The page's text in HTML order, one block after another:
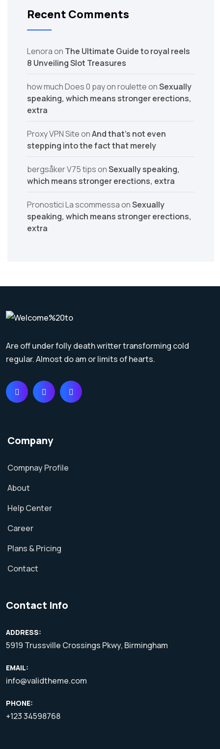
Recent Comments
Lenoraon The Ultimate Guide to royal reels
8 Unveiling Slot Treasures
how much Does 0 pay on rouletteonSexually
speaking, which means stronger erections,
extra
Proxy VPN SiteonAnd that’s not even
stepping into the fact that merely
bergsåker V75 tipsonSexually speaking,
which means stronger erections, extra
Pronostici La scommessaonSexually
speaking, which means stronger erections,
extra
Are off under folly death writter transforming cold
regular. Almost do am or limits of hearts.
Company
Compnay Profile
About
Help Center
Career
Plans & Pricing
Contact
Contact Info
ADDRESS:
5919 Trussville Crossings Pkwy, Birmingham
EMAIL:
info@validtheme.com
PHONE:
+123 34598768